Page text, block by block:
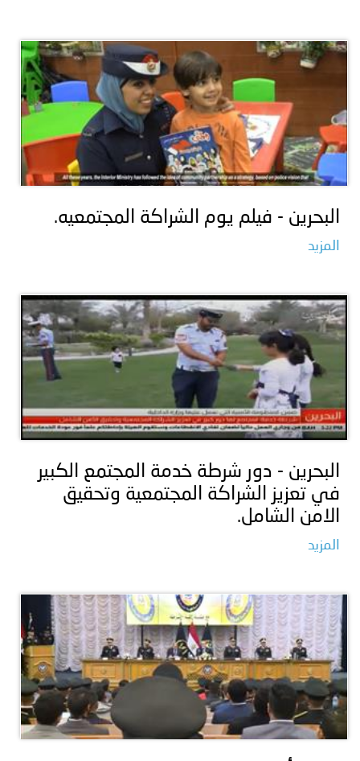
البحرين - فيلم يوم الشراكة المجتمعيه.
المزيد
البحرين - دور شرطة خدمة المجتمع الكبير
في تعزيز الشراكة المجتمعية وتحقيق
الامن الشامل.
المزيد